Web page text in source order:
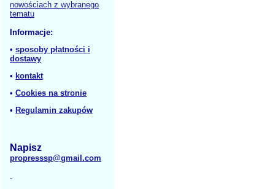
nowościach z wybranego
tematu
Informacje:
• sposoby płatności i
dostawy
• kontakt
• Cookies na stronie
• Regulamin zakupów
Napisz
propresssp@gmail.com